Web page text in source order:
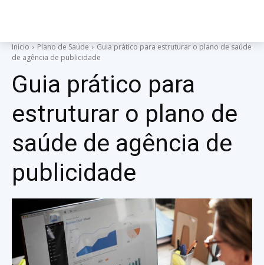
Início Plano de Saúde
Guia prático para estruturar o plano de saúde
de agência de publicidade
Guia prático para
estruturar o plano de
saúde de agência de
publicidade